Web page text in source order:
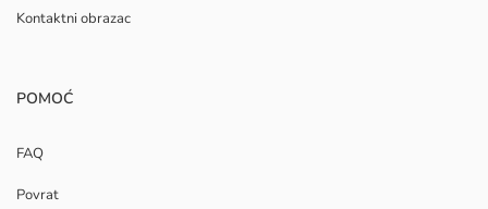
Kontaktni obrazac
POMOĆ
FAQ
Povrat